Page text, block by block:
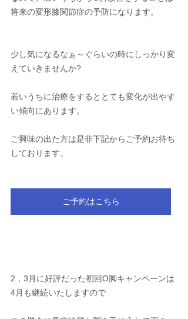
将来の変形膝関節症の予防になります。
少し気になるなぁ～ぐらいの時にしっかり変
えていきませんか?
若いうちに治療をするととても変化が出やす
い傾向にあります。
ご興味の出た方は是非下記からご予約お待ち
しております。
ご予約はこちら
2，3月に好評だった初回O脚キャンペーンは
4月も継続いたしますので